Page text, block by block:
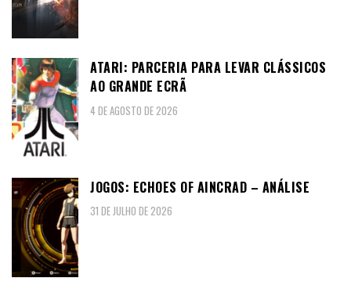
ATARI: PARCERIA PARA LEVAR CLÁSSICOS
AO GRANDE ECRÃ
4 DE AGOSTO DE 2026
JOGOS: ECHOES OF AINCRAD – ANÁLISE
31 DE JULHO DE 2026